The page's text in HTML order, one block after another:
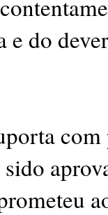
e do
com